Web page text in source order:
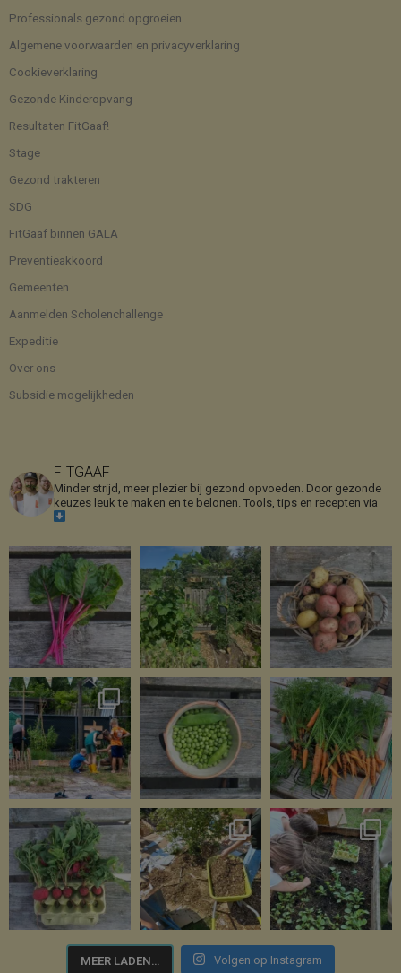
Professionals gezond opgroeien
Algemene voorwaarden en privacyverklaring
Cookieverklaring
Gezonde Kinderopvang
Resultaten FitGaaf!
Stage
Gezond trakteren
SDG
FitGaaf binnen GALA
Preventieakkoord
Gemeenten
Aanmelden Scholenchallenge
Expeditie
Over ons
Subsidie mogelijkheden
FITGAAF
Minder strijd, meer plezier bij gezond opvoeden. Door gezonde
keuzes leuk te maken en te belonen. Tools, tips en recepten via
MEER LADEN… Volgen op Instagram